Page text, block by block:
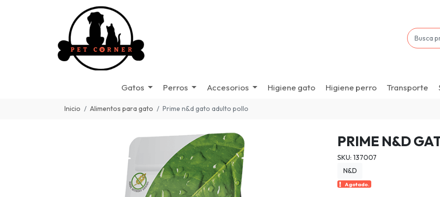
Gatos Perros Accesorios Higiene gato Higiene perro Transporte
Inicio Alimentos para gato Prime n&d gato adulto pollo
PRIME N&D
SKU: 137007
N&D
Agotado.